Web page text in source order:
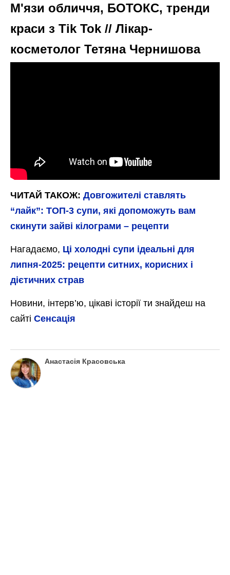
М'язи обличчя, БОТОКС, тренди
краси з Tik Tok // Лікар-
косметолог Тетяна Чернишова
ЧИТАЙ ТАКОЖ: Довгожителі ставлять
“лайк”: ТОП-3 супи, які допоможуть вам
скинути зайві кілограми – рецепти
Нагадаємо, Ці холодні супи ідеальні для
липня-2025: рецепти ситних, корисних і
дієтичних страв
Новини, інтерв’ю, цікаві історії ти знайдеш на
сайті Сенсація
Анастасія Красовська